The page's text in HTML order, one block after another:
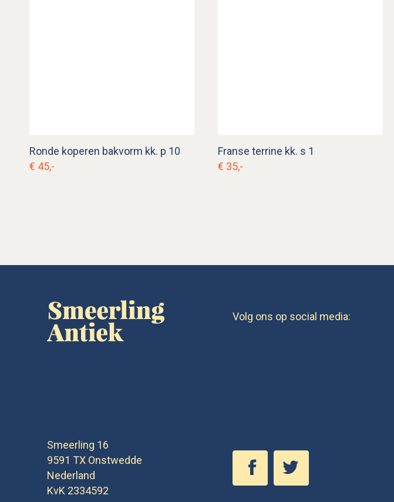
Ronde koperen bakvorm kk. p 10
€ 45,-
Franse terrine kk. s 1
€ 35,-
Smeerling 16
9591 TX Onstwedde
Nederland
KvK 2334592
Volg ons op social media: